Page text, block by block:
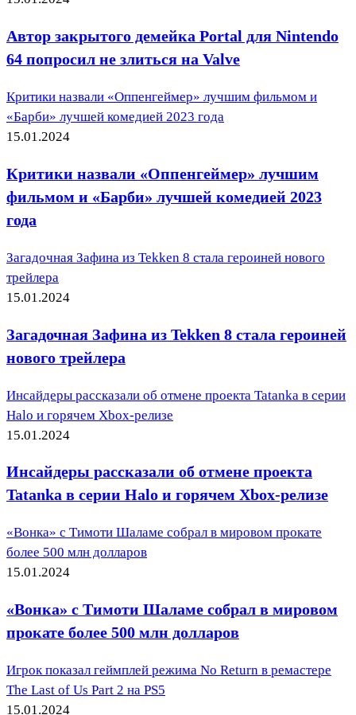
Автор закрытого демейка Portal для Nintendo
64 попросил не злиться на Valve
Критики назвали «Оппенгеймер» лучшим фильмом и
«Барби» лучшей комедией 2023 года
15.01.2024
Критики назвали «Оппенгеймер» лучшим
фильмом и «Барби» лучшей комедией 2023
года
Загадочная Зафина из Tekken 8 стала героиней нового
трейлера
15.01.2024
Загадочная Зафина из Tekken 8 стала героиней
нового трейлера
Инсайдеры рассказали об отмене проекта Tatanka в серии
Halo и горячем Xbox-релизе
15.01.2024
Инсайдеры рассказали об отмене проекта
Tatanka в серии Halo и горячем Xbox-релизе
«Вонка» с Тимоти Шаламе собрал в мировом прокате
более 500 млн долларов
15.01.2024
«Вонка» с Тимоти Шаламе собрал в мировом
прокате более 500 млн долларов
Игрок показал геймплей режима No Return в ремастере
The Last of Us Part 2 на PS5
15.01.2024